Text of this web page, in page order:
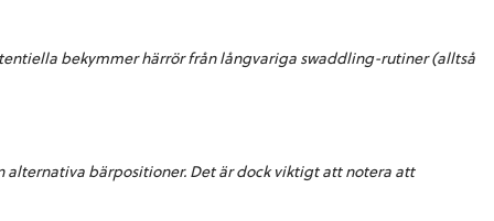
bekymmer härrör från långvariga swaddling-rutiner (alltså
bärpositioner. Det är dock viktigt att notera att